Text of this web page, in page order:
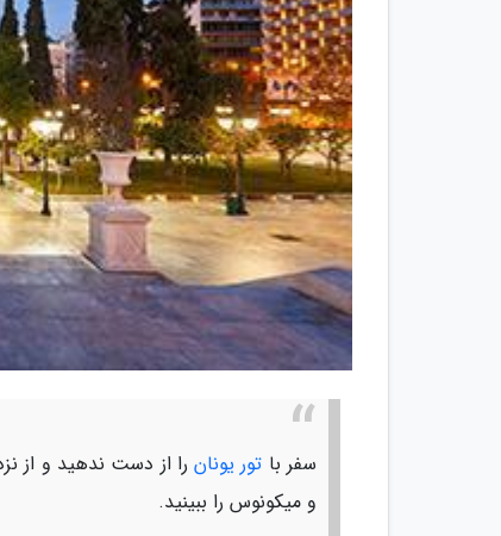
سفر با تور یونانرا از دست ندهید و از
و میکونوس را ببینید.